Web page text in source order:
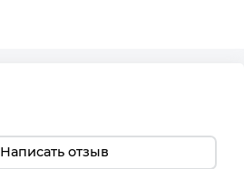
Написать отзыв